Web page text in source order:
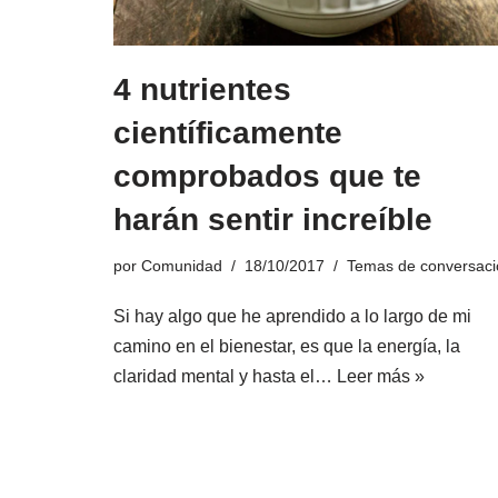
4 nutrientes
científicamente
comprobados que te
harán sentir increíble
por Comunidad 18/10/2017 Temas de
Si hay algo que he aprendido a lo largo de mi
camino en el bienestar, es que la energía, la
claridad mental y hasta el… Leer más »